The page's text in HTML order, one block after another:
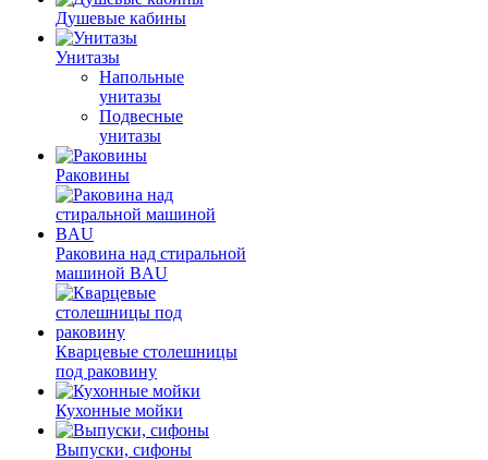
Душевые кабины
Унитазы
Напольные
унитазы
Подвесные
унитазы
Раковины
Раковина над стиральной
машиной BAU
Кварцевые столешницы
под раковину
Кухонные мойки
Выпуски, сифоны